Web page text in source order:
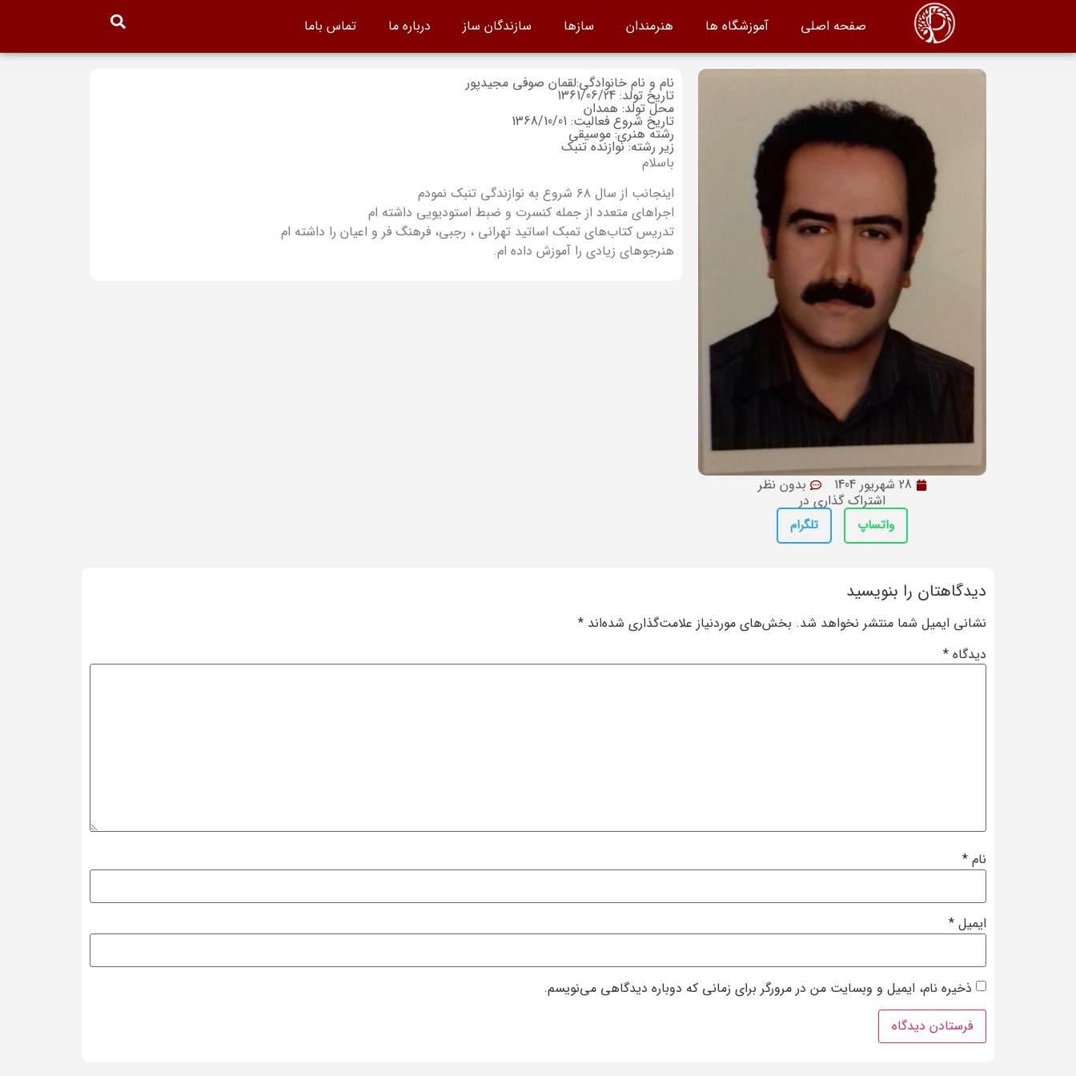
صفحه اصلی آموزشگاه ها هنرمندان سازها سازندگان ساز درباره ما تماس باما
28 شهریور 1404
بدون نظر
اشتراک گذاری در
واتساپ تلگرام
نام و نام خانوادگی:لقمان صوفی مجیدپور
تاریخ تولد: 1361/06/24
محل تولد: همدان
تاریخ شروع فعالیت: 1368/10/01
رشته هنری: موسیقی
زیر رشته: نوازنده تنبک
باسلام
اینجانب از سال ۶۸ شروع به نوازندگی تنبک نمودم
اجراهای متعدد از جمله کنسرت و ضبط استودیویی داشته ام
تدریس کتاب‌های تمبک اساتید تهرانی ، رجبی، فرهنگ فر و اعیان را داشته ام
هنرجوهای زیادی را آموزش داده ام.
دیدگاهتان را بنویسید
نشانی ایمیل شما منتشر نخواهد شد. بخش‌های موردنیاز علامت‌گذاری شده‌اند *
دیدگاه *
نام *
ایمیل *
ذخیره نام، ایمیل و وبسایت من در مرورگر برای زمانی که دوباره دیدگاهی می‌نویسم.